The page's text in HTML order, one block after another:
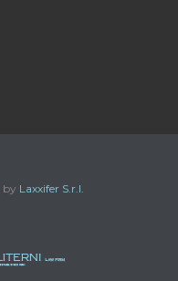
by Laxxifer S.r.l.